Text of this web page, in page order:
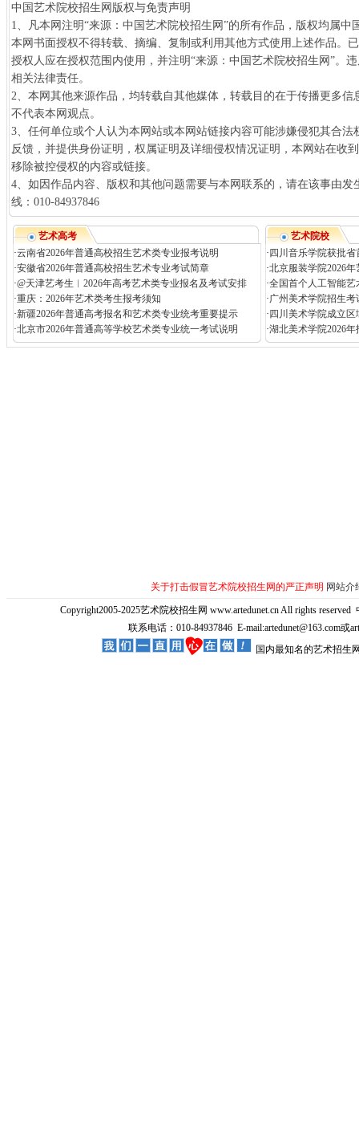
中国艺术院校招生网版权与免责声明
1、凡本网注明“来源：中国艺术院校招生网”的所有作品，版权均属中
本网书面授权不得转载、摘编、复制或利用其他方式使用上述作品。
授权人应在授权范围内使用，并注明“来源：中国艺术院校招生网”。
相关法律责任。
2、本网其他来源作品，均转载自其他媒体，转载目的在于传播更多信
不代表本网观点。
3、任何单位或个人认为本网站或本网站链接内容可能涉嫌侵犯其合法
反馈，并提供身份证明，权属证明及详细侵权情况证明，本网站在收
移除被控侵权的内容或链接。
4、如因作品内容、版权和其他问题需要与本网联系的，请在该事由发
线：010-84937846
艺术高考
·云南省2026年普通高校招生艺术类专业报考说明
·安徽省2026年普通高校招生艺术专业考试简章
·@天津艺考生︱2026年高考艺术类专业报名及考试安排
·重庆：2026年艺术类考生报考须知
·新疆2026年普通高考报名和艺术类专业统考重要提示
·北京市2026年普通高等学校艺术类专业统一考试说明
艺术院校
· 四川音乐学院获批
·北京服装学院2026
·全国首个人工智能
·广州美术学院招生考
· 四川美术学院成立
·湖北美术学院2026
关于打击假冒艺术院校招生网的严正声明 网站介
Copyright2005-2025艺术院校招生网 www.artedunet.cn All rights reserved
联系电话：010-84937846 E-mail:artedunet@163.com或
国内最知名的艺术招生